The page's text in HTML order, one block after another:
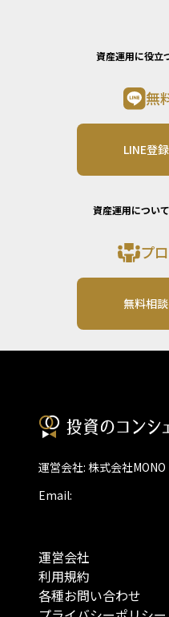
資産運用に役立
無
LINE登
資産運用につい
プ
無料相
運営会社: 株式会社
Email:
運営会社
利用規約
各種お問い合わせ